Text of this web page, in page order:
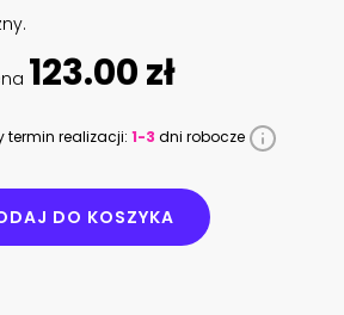
123.00 zł
termin realizacji: 1-3 dni robocze
DO KOSZYKA